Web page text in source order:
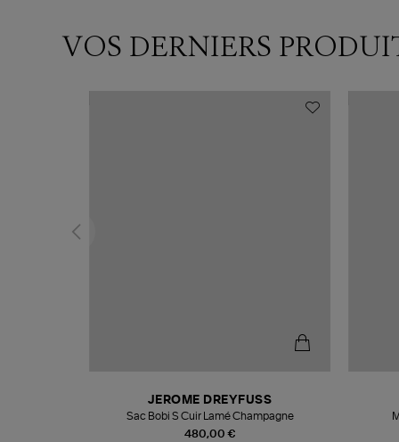
VOS DERNIERS
480,00 €
JEROME DREYFUSS
Sac Bobi S Cuir Lamé Champagne